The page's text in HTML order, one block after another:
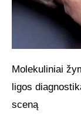
Molekuliniai
ligos
sceną